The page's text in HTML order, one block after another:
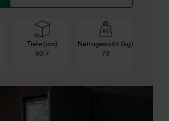
Tiefe (cm)
60.7
Nettogewicht (kg)
73